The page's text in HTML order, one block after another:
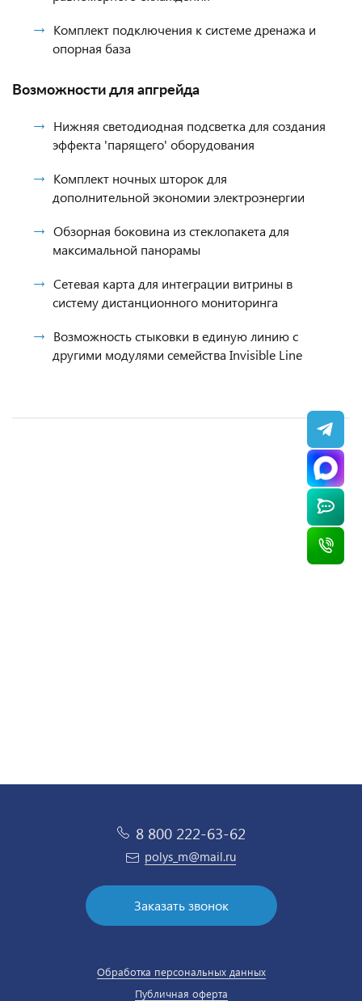
Комплект подключения к системе дренажа и
опорная база
Возможности для апгрейда
Нижняя светодиодная подсветка для создания
эффекта 'парящего' оборудования
Комплект ночных шторок для
дополнительной экономии электроэнергии
Обзорная боковина из стеклопакета для
максимальной панорамы
Сетевая карта для интеграции витрины в
систему дистанционного мониторинга
Возможность стыковки в единую линию с
другими модулями семейства Invisible Line
Витрина холодильная Brandford Aurora Slim 320
Витрина холодильная Brandford Aurora Slim
Витрина холодильная Brandford Calypso Slim
8 800 222-63-62
polys_m@mail.ru
Заказать звонок
Обработка персональных данных
Публичная оферта